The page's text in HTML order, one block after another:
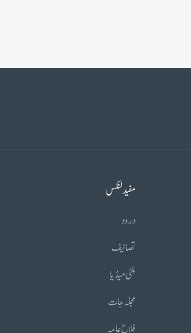
مفید لنکس
درود
تصانیف
ملٹی میڈیا
مجلہ جات
فلاح عامہ